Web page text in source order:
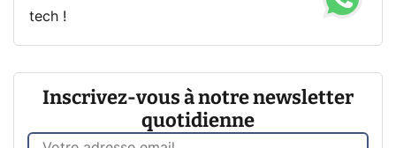
tech !
Inscrivez-vous à notre newsletter
quotidienne